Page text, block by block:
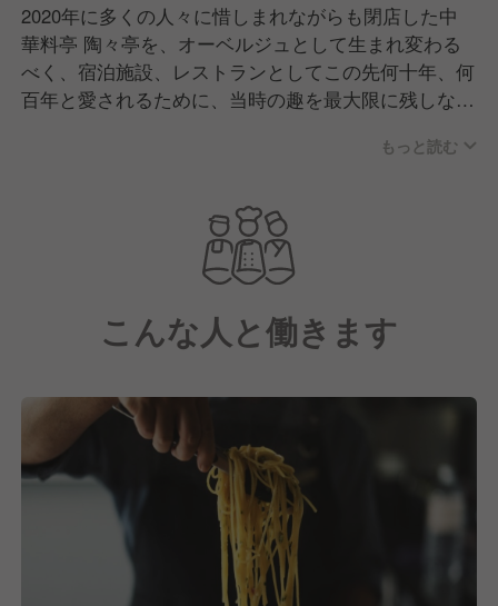
2020年に多くの人々に惜しまれながらも閉店した中
華料亭 陶々亭を、オーベルジュとして生まれ変わる
べく、宿泊施設、レストランとしてこの先何十年、何
百年と愛されるために、当時の趣を最大限に残しなが
を施しました。レストラン名を「HAJIME」とし、料
デザート内容などを考案していただき、今後も地域に
愛されるレストラン、県外からのお客様に満足してい
ただけるレストレランをつくっていきたいと考えてい
もっと読む
こんな人と働きます